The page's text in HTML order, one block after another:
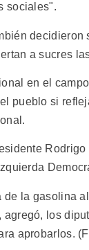
sociales".
a sucres
en el
pueblo si
de la gasolina
agregó, los
aprobarlos.